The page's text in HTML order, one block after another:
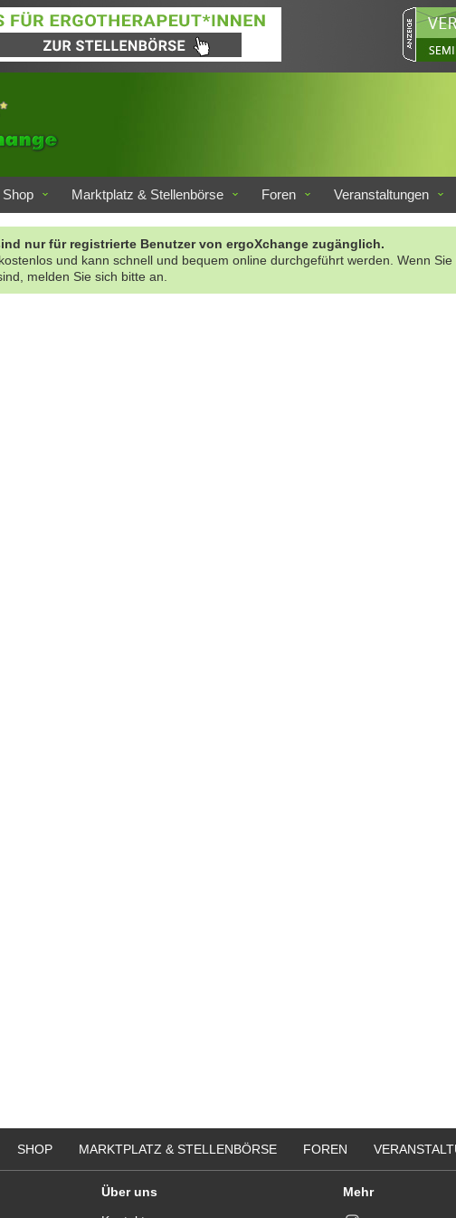
Shop Marktplatz & Stellenbörse Foren Veranstaltungen
nur für registrierte Benutzer von ergoXchange zugänglich.
und kann schnell und bequem online durchgeführt werden. Wenn Sie
melden Sie sich bitte an.
SHOP MARKTPLATZ & STELLENBÖRSE FOREN
Über uns
Mehr